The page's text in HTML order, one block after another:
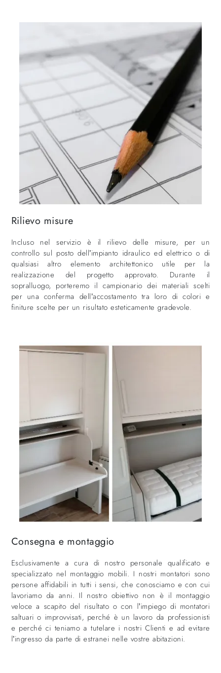
Rilievo misure
Incluso nel servizio è il rilievo delle misure, per un
controllo sul posto dell’impianto idraulico ed elettrico o di
qualsiasi altro elemento architettonico utile per la
realizzazione del progetto approvato. Durante il
sopralluogo, porteremo il campionario dei materiali scelti
per una conferma dell’accostamento tra loro di colori e
finiture scelte per un risultato esteticamente gradevole.
Consegna e montaggio
Esclusivamente a cura di nostro personale qualificato e
specializzato nel montaggio mobili. I nostri montatori sono
persone affidabili in tutti i sensi, che conosciamo e con cui
lavoriamo da anni. Il nostro obiettivo non è il montaggio
veloce a scapito del risultato o con l’impiego di montatori
saltuari o improvvisati, perché è un lavoro da professionisti
e perché ci teniamo a tutelare i nostri Clienti e ad evitare
l’ingresso da parte di estranei nelle vostre abitazioni.